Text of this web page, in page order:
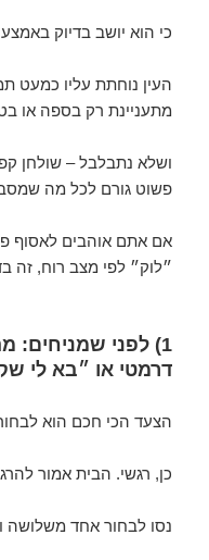
כי הוא יושב בדיוק
העין נוחתת עליו כמעט
מתעניינת רק בספה או
ושלא נתבלבל – שולחן
פשוט גורם לכל מה
אם אתם אוהבים לאסוף
״לוק״ לפי מצב רוח, זה
1) לפני שמניחים:
דרמטי או ״בא לי
הצעד הכי חכם הוא
כן, רגשי. הבית אמור
נסו לבחור אחד משלושה